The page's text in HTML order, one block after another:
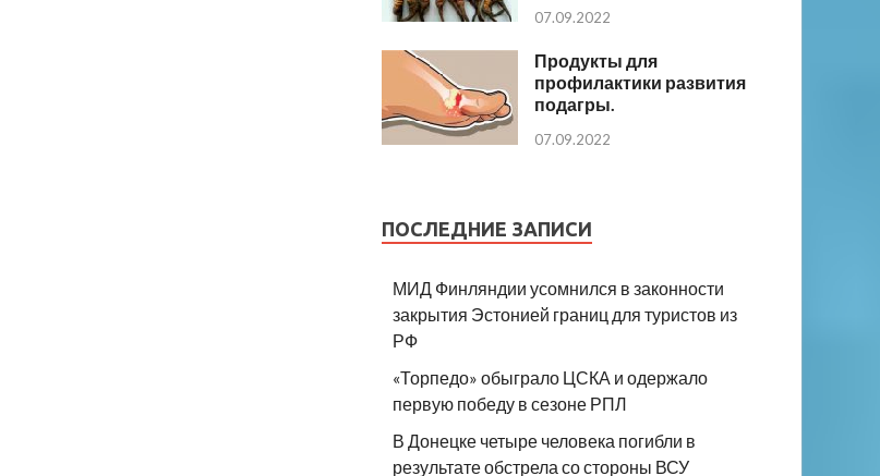
07.09.2022
Продукты для
профилактики развития
подагры.
07.09.2022
ПОСЛЕДНИЕ ЗАПИСИ
МИД Финляндии усомнился в законности
закрытия Эстонией границ для туристов из
РФ
«Торпедо» обыграло ЦСКА и одержало
первую победу в сезоне РПЛ
В Донецке четыре человека погибли в
результате обстрела со стороны ВСУ